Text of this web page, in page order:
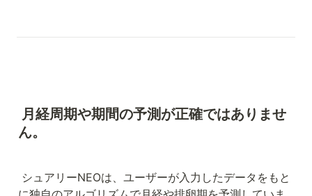
月経周期や期間の予測が正確ではありませ
ん。
シュアリーNEOは、ユーザーが入力したデータをもと